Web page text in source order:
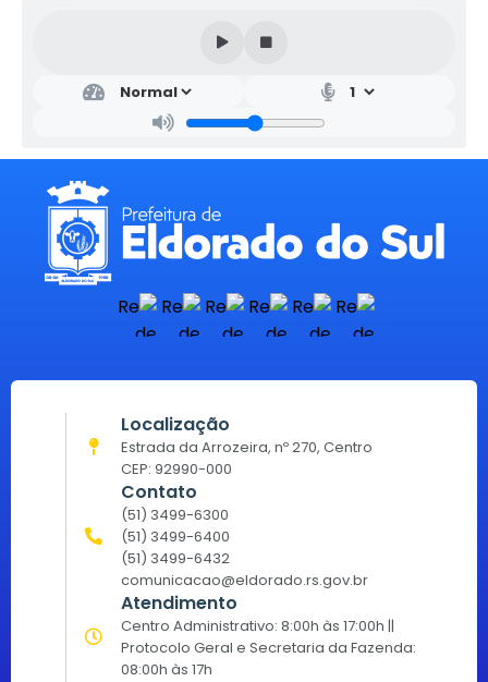
Localização
Estrada da Arrozeira, nº 270, Centro
CEP: 92990-000
Contato
(51) 3499-6300
(51) 3499-6400
(51) 3499-6432
comunicacao@eldorado.rs.gov.br
Atendimento
Centro Administrativo: 8:00h às 17:00h ||
Protocolo Geral e Secretaria da Fazenda:
08:00h às 17h